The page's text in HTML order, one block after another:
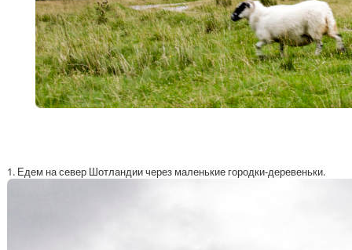
1. Едем на север Шотландии через маленькие городки-деревеньки.